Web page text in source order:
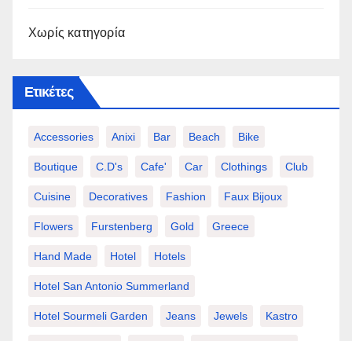
Χωρίς κατηγορία
Ετικέτες
Accessories Anixi Bar Beach Bike
Boutique C.d's Cafe' Car Clothings Club
Cuisine Decoratives Fashion Faux Bijoux
Flowers Furstenberg Gold Greece
Hand Made Hotel Hotels
Hotel San Antonio Summerland
Hotel Sourmeli Garden Jeans Jewels Kastro